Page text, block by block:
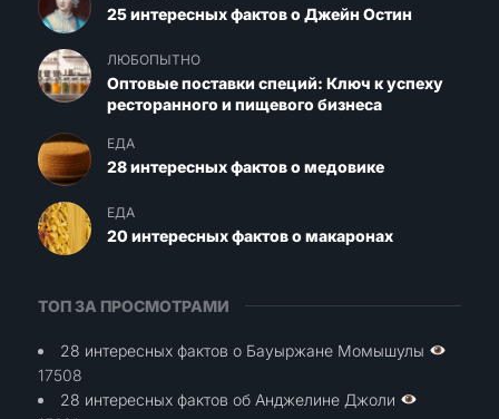
25 интересных фактов о Джейн Остин
ЛЮБОПЫТНО
Оптовые поставки специй: Ключ к успеху
ресторанного и пищевого бизнеса
ЕДА
28 интересных фактов о медовике
ЕДА
20 интересных фактов о макаронах
ТОП ЗА ПРОСМОТРАМИ
28 интересных фактов о Бауыржане Момышулы
17508
28 интересных фактов об Анджелине Джоли